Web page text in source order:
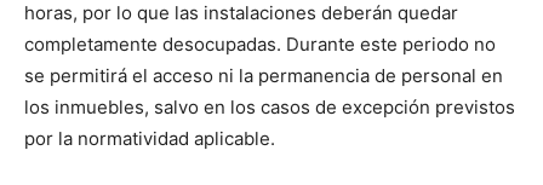
horas, por lo que las instalaciones deberán quedar
completamente desocupadas. Durante este periodo no
se permitirá el acceso ni la permanencia de personal en
los inmuebles, salvo en los casos de excepción previstos
por la normatividad aplicable.